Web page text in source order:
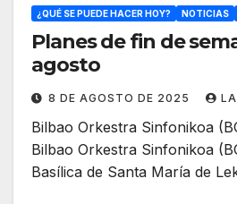
¿QUÉ SE PUEDE HACER HOY? NOTICIAS
Planes de fin de
agosto
8 DE AGOSTO DE 2025
Bilbao Orkestra Sinfonikoa
Bilbao Orkestra Sinfonikoa
Basílica de Santa María de